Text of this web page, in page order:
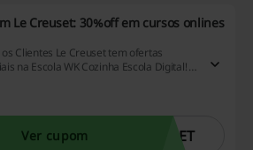
Le Creuset: 30%off em cursos onlines
Clientes Le Creuset tem ofertas
na Escola WK Cozinha Escola Digital!
Ver cupom
SET